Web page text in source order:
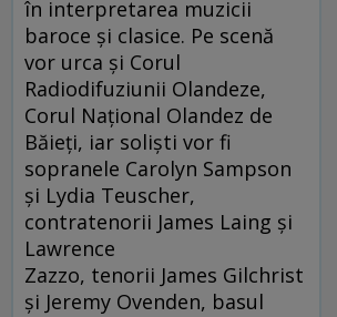
în interpretarea muzicii
baroce și clasice. Pe scenă
vor urca și Corul
Radiodifuziunii Olandeze,
Corul Național Olandez de
Băieți, iar soliști vor fi
sopranele Carolyn Sampson
şi Lydia Teuscher,
contratenorii James Laing și
Lawrence
Zazzo, tenorii James Gilchrist
și Jeremy Ovenden, basul